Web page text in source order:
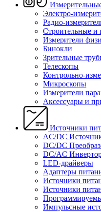
Электро-
Радио-
Строительные и
Измерители
Бинокли
Зрительные
Телескопы
Контрольно-
Микроскопы
Измерители
Аксессуары и
Источники
AC/DC
DC/DC
DC/AC
LED-драйверы
Адаптеры
Источники
Источники
Импульсные